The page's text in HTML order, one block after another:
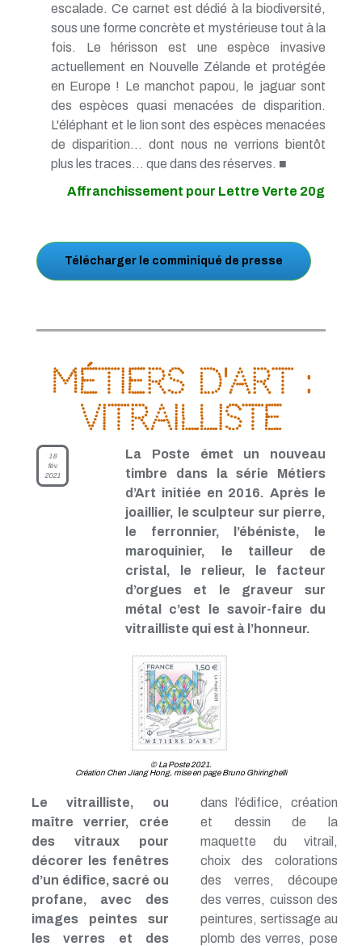
escalade. Ce carnet est dédié à la biodiversité,
sous une forme concrète et mystérieuse tout à la
fois. Le hérisson est une espèce invasive
actuellement en Nouvelle Zélande et protégée
en Europe ! Le manchot papou, le jaguar sont
des espèces quasi menacées de disparition.
L'éléphant et le lion sont des espèces menacées
de disparition... dont nous ne verrions bientôt
plus les traces... que dans des réserves. ■
Affranchissement pour Lettre Verte 20g
Télécharger le comminiqué de presse
Métiers d'Art :
vitrailliste
18
fév.
2021
La Poste émet un nouveau
timbre dans la série Métiers
d’Art initiée en 2016. Après le
joaillier, le sculpteur sur pierre,
le ferronnier, l’ébéniste, le
maroquinier, le tailleur de
cristal, le relieur, le facteur
d’orgues et le graveur sur
métal c’est le savoir-faire du
vitrailliste qui est à l’honneur.
© La Poste 2021.
Création Chen Jiang Hong, mise en page Bruno Ghiringhelli
Le vitrailliste, ou
maître verrier, crée
des vitraux pour
décorer les fenêtres
d’un édifice, sacré ou
profane, avec des
images peintes sur
les verres et des
dans l’édifice, création
et dessin de la
maquette du vitrail,
choix des colorations
des verres, découpe
des verres, cuisson des
peintures, sertissage au
plomb des verres, pose